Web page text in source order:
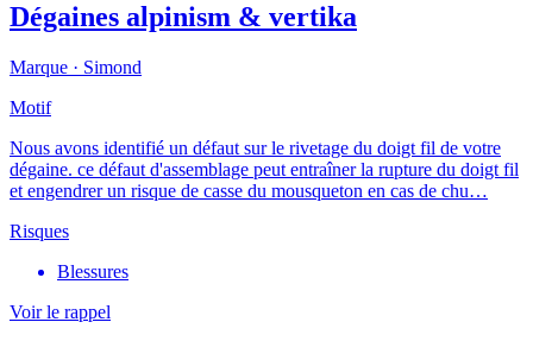
Dégaines alpinism & vertika
Marque · Simond
Motif
Nous avons identifié un défaut sur le rivetage du doigt fil de votre
dégaine. ce défaut d'assemblage peut entraîner la rupture du doigt fil
et engendrer un risque de casse du mousqueton en cas de chu…
Risques
Blessures
Voir le rappel